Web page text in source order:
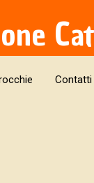
Contatti